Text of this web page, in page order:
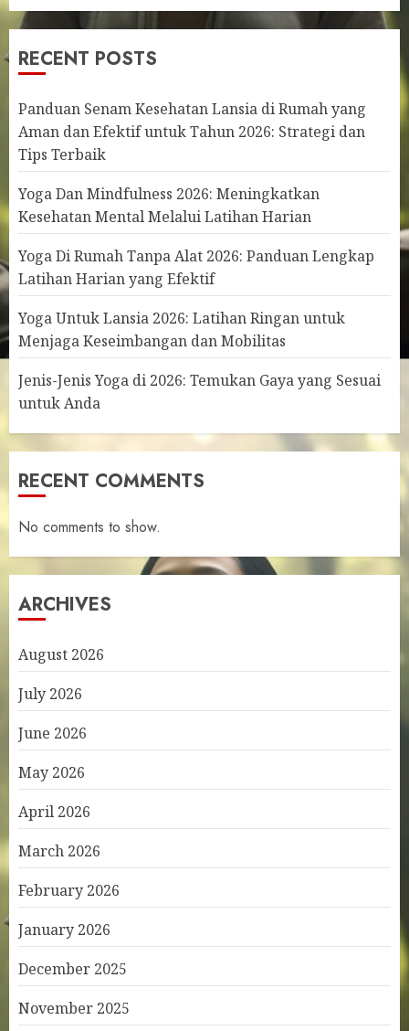
RECENT POSTS
Panduan Senam Kesehatan Lansia di Rumah yang
Aman dan Efektif untuk Tahun 2026: Strategi dan
Tips Terbaik
Yoga Dan Mindfulness 2026: Meningkatkan
Kesehatan Mental Melalui Latihan Harian
Yoga Di Rumah Tanpa Alat 2026: Panduan Lengkap
Latihan Harian yang Efektif
Yoga Untuk Lansia 2026: Latihan Ringan untuk
Menjaga Keseimbangan dan Mobilitas
Jenis-Jenis Yoga di 2026: Temukan Gaya yang Sesuai
untuk Anda
RECENT COMMENTS
No comments to show.
ARCHIVES
August 2026
July 2026
June 2026
May 2026
April 2026
March 2026
February 2026
January 2026
December 2025
November 2025